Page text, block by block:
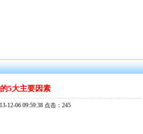
5大主要因素
12-06 09:59:38 点击： 245